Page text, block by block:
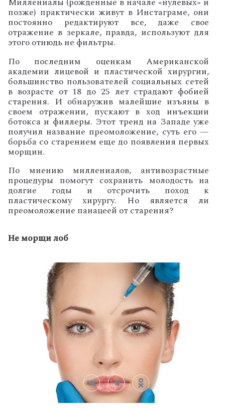
позже) практически живут в Инстаграме, они
постоянно редактируют все, даже свое
отражение в зеркале, правда, используют для
этого отнюдь не фильтры.
По последним оценкам Американской
академии лицевой и пластической хирургии,
большинство пользователей социальных сетей
в возрасте от 18 до 25 лет страдают фобией
старения. И обнаружив малейшие изъяны в
своем отражении, пускают в ход инъекции
ботокса и филлеры. Этот тренд на Западе уже
получил название преомоложение, суть его —
борьба со старением еще до появления первых
морщин.
По мнению миллениалов, антивозрастные
процедуры помогут сохранить молодость на
долгие годы и отсрочить поход к
пластическому хирургу. Но является ли
преомоложение панацеей от старения?
Не морщи лоб